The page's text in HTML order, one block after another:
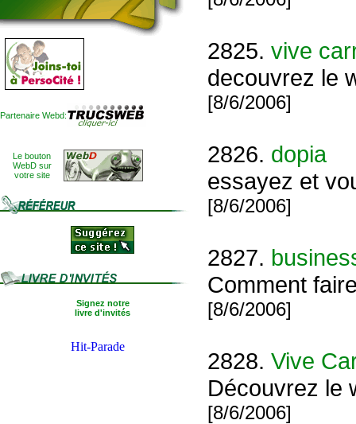
Partenaire Webd:
Le bouton
WebD sur
votre site
Signez notre
livre d'invités
2825. vive
decouvrez le
[8/6/2006]
2826. dopia
essayez et
[8/6/2006]
2827.
Comment
[8/6/2006]
2828. Vive
Découvrez le
[8/6/2006]